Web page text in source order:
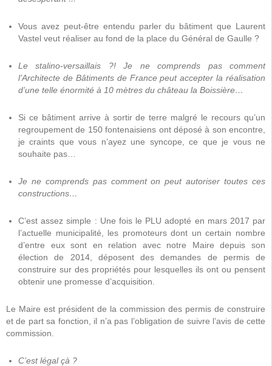
Vous avez peut-être entendu parler du bâtiment que Laurent
Vastel veut réaliser au fond de la place du Général de Gaulle ?
Le stalino-versaillais ?! Je ne comprends pas comment
l’Architecte de Bâtiments de France peut accepter la réalisation
d’une telle énormité à 10 mètres du château la Boissière…
Si ce bâtiment arrive à sortir de terre malgré le recours qu’un
regroupement de 150 fontenaisiens ont déposé à son encontre,
je craints que vous n’ayez une syncope, ce que je vous ne
souhaite pas…
Je ne comprends pas comment on peut autoriser toutes ces
constructions…
C’est assez simple : Une fois le PLU adopté en mars 2017 par
l’actuelle municipalité, les promoteurs dont un certain nombre
d’entre eux sont en relation avec notre Maire depuis son
élection de 2014, déposent des demandes de permis de
construire sur des propriétés pour lesquelles ils ont ou pensent
obtenir une promesse d’acquisition.
Le Maire est président de la commission des permis de construire
et de part sa fonction, il n’a pas l’obligation de suivre l’avis de cette
commission.
C’est légal çà ?